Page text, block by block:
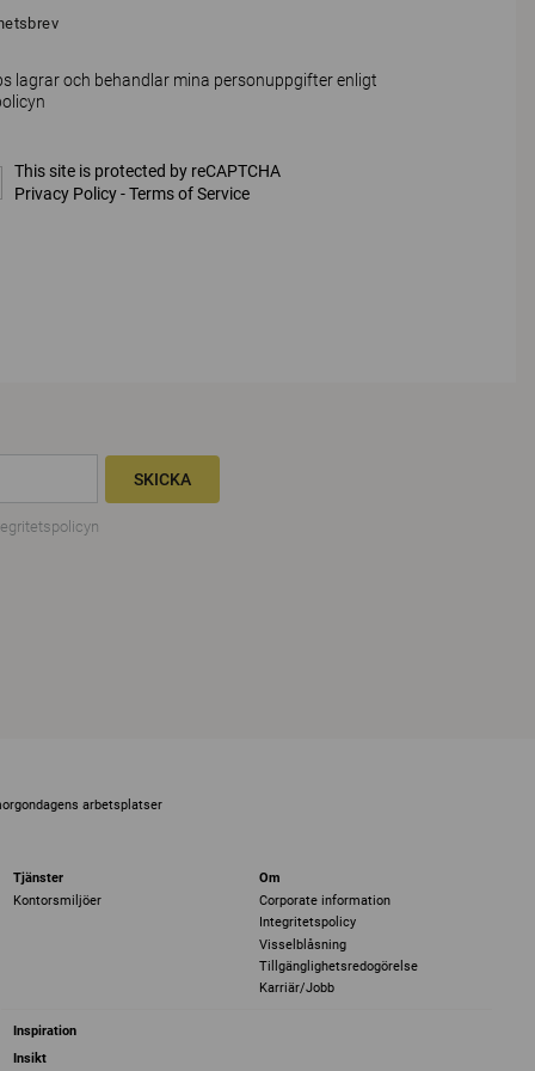
lagrar och behandlar mina personuppgifter enligt
This site is protected by reCAPTCHA
Privacy Policy-Terms of Service
SKICKA
arbetsplatser
Tjänster
Kontorsmiljöer
Om
Corporate information
Integritetspolicy
Visselblåsning
Tillgänglighetsredogörelse
Karriär/Jobb
Inspiration
Insikt